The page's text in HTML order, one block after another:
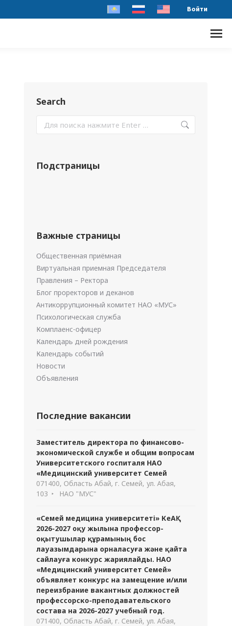
Войти
Search
Подстраницы
Важные страницы
Общественная приёмная
Виртуальная приемная Председателя
Правления – Ректора
Блог проректоров и деканов
Антикоррупционный комитет НАО «МУС»
Психологическая служба
Комплаенс-офицер
Календарь дней рождения
Календарь событий
Новости
Объявления
Последние вакансии
Заместитель директора по финансово-
экономической службе и общим вопросам
Университетского госпиталя НАО
«Медицинский университет Семей
071400, Область Абай, г. Семей, ул. Абая,
103
НАО "МУС"
«Семей медицина университеті» КеАҚ
2026-2027 оқу жылына профессор-
оқытушылар құрамының бос
лауазымдарына орналасуға және қайта
сайлауға конкурс жариялайды. НАО
«Медицинский университет Семей»
объявляет конкурс на замещение и/или
переизбрание вакантных должностей
профессорско-преподавательского
состава на 2026-2027 учебный год.
071400, Область Абай, г. Семей, ул. Абая,